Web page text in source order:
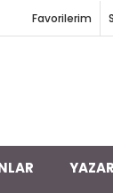
Favorilerim